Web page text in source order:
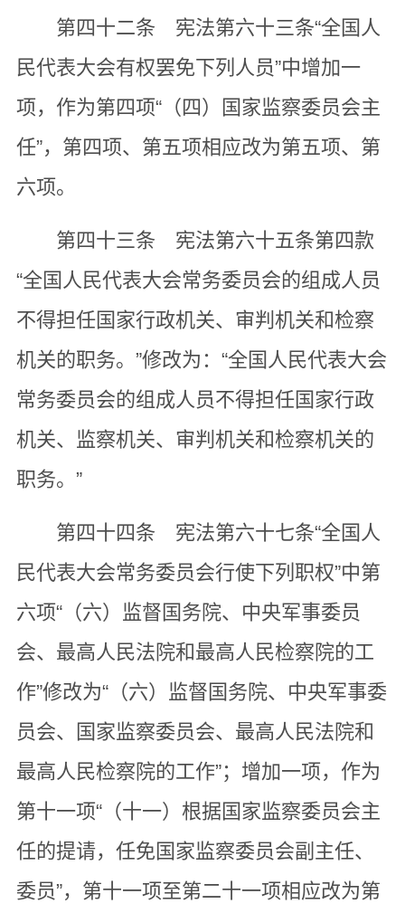
第四十二条 宪法第六十三条“全国人
民代表大会有权罢免下列人员”中增加一
项，作为第四项“（四）国家监察委员会主
任”，第四项、第五项相应改为第五项、第
六项。
第四十三条 宪法第六十五条第四款
“全国人民代表大会常务委员会的组成人员
不得担任国家行政机关、审判机关和检察
机关的职务。”修改为：“全国人民代表大会
常务委员会的组成人员不得担任国家行政
机关、监察机关、审判机关和检察机关的
职务。”
第四十四条 宪法第六十七条“全国人
民代表大会常务委员会行使下列职权”中第
六项“（六）监督国务院、中央军事委员
会、最高人民法院和最高人民检察院的工
作”修改为“（六）监督国务院、中央军事委
员会、国家监察委员会、最高人民法院和
最高人民检察院的工作”；增加一项，作为
第十一项“（十一）根据国家监察委员会主
任的提请，任免国家监察委员会副主任、
委员”，第十一项至第二十一项相应改为第